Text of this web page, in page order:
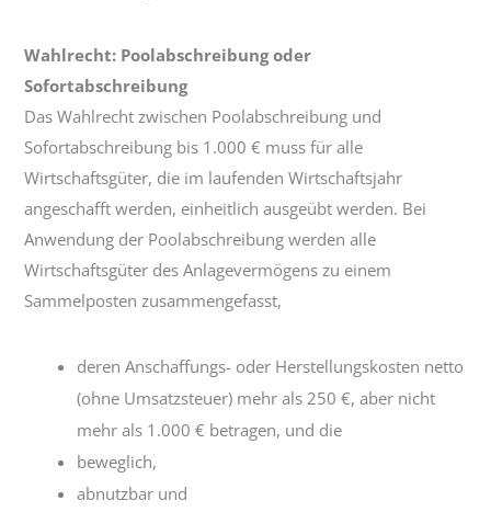
Wahlrecht: Poolabschreibung oder
Sofortabschreibung
Das Wahlrecht zwischen Poolabschreibung und
Sofortabschreibung bis 1.000 € muss für alle
Wirtschaftsgüter, die im laufenden Wirtschaftsjahr
angeschafft werden, einheitlich ausgeübt werden. Bei
Anwendung der Poolabschreibung werden alle
Wirtschaftsgüter des Anlagevermögens zu einem
Sammelposten zusammengefasst,
deren Anschaffungs- oder Herstellungskosten netto
(ohne Umsatzsteuer) mehr als 250 €, aber nicht
mehr als 1.000 € betragen, und die
beweglich,
abnutzbar und